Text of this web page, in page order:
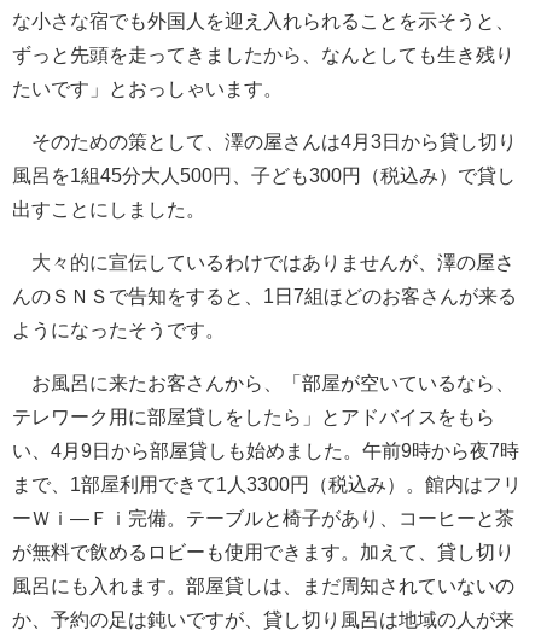
な小さな宿でも外国人を迎え入れられることを示そうと、
ずっと先頭を走ってきましたから、なんとしても生き残り
たいです」とおっしゃいます。
そのための策として、澤の屋さんは4月3日から貸し切り
風呂を1組45分大人500円、子ども300円（税込み）で貸し
出すことにしました。
大々的に宣伝しているわけではありませんが、澤の屋さ
んのＳＮＳで告知をすると、1日7組ほどのお客さんが来る
ようになったそうです。
お風呂に来たお客さんから、「部屋が空いているなら、
テレワーク用に部屋貸しをしたら」とアドバイスをもら
い、4月9日から部屋貸しも始めました。午前9時から夜7時
まで、1部屋利用できて1人3300円（税込み）。館内はフリ
ーＷｉ―Ｆｉ完備。テーブルと椅子があり、コーヒーと茶
が無料で飲めるロビーも使用できます。加えて、貸し切り
風呂にも入れます。部屋貸しは、まだ周知されていないの
か、予約の足は鈍いですが、貸し切り風呂は地域の人が来